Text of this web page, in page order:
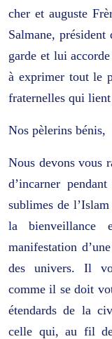
cher et auguste
Salmane,
garde et lui
à exprimer tout le
fraternelles qui
Nos pèlerins bénis,
Nous devons vous
d’incarner
sublimes de
la bienveillance
manifestation
des univers. Il
comme il se doit
étendards de la
celle qui, au fil